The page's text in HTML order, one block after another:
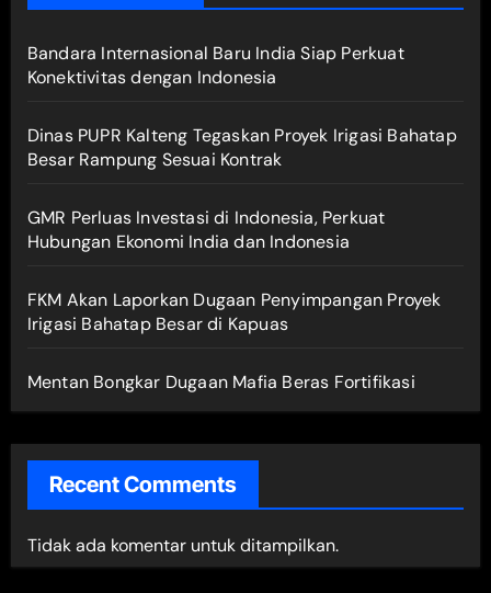
Bandara Internasional Baru India Siap Perkuat
Konektivitas dengan Indonesia
Dinas PUPR Kalteng Tegaskan Proyek Irigasi Bahatap
Besar Rampung Sesuai Kontrak
GMR Perluas Investasi di Indonesia, Perkuat
Hubungan Ekonomi India dan Indonesia
FKM Akan Laporkan Dugaan Penyimpangan Proyek
Irigasi Bahatap Besar di Kapuas
Mentan Bongkar Dugaan Mafia Beras Fortifikasi
Recent Comments
Tidak ada komentar untuk ditampilkan.